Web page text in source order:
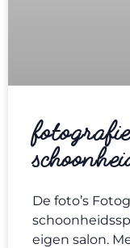
De foto’s
eigen salon.